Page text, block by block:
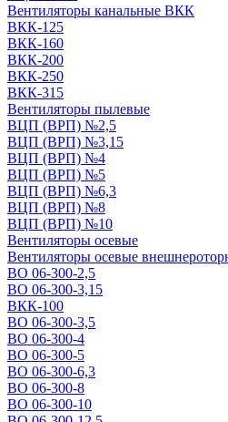
Вентиляторы канальные ВКК
ВКК-125
ВКК-160
ВКК-200
ВКК-250
ВКК-315
Вентиляторы пылевые
ВЦП (ВРП) №2,5
ВЦП (ВРП) №3,15
ВЦП (ВРП) №4
ВЦП (ВРП) №5
ВЦП (ВРП) №6,3
ВЦП (ВРП) №8
ВЦП (ВРП) №10
Вентиляторы осевые
Вентиляторы осевые
ВО 06-300-2,5
ВО 06-300-3,15
ВКК-100
ВО 06-300-3,5
ВО 06-300-4
ВО 06-300-5
ВО 06-300-6,3
ВО 06-300-8
ВО 06-300-10